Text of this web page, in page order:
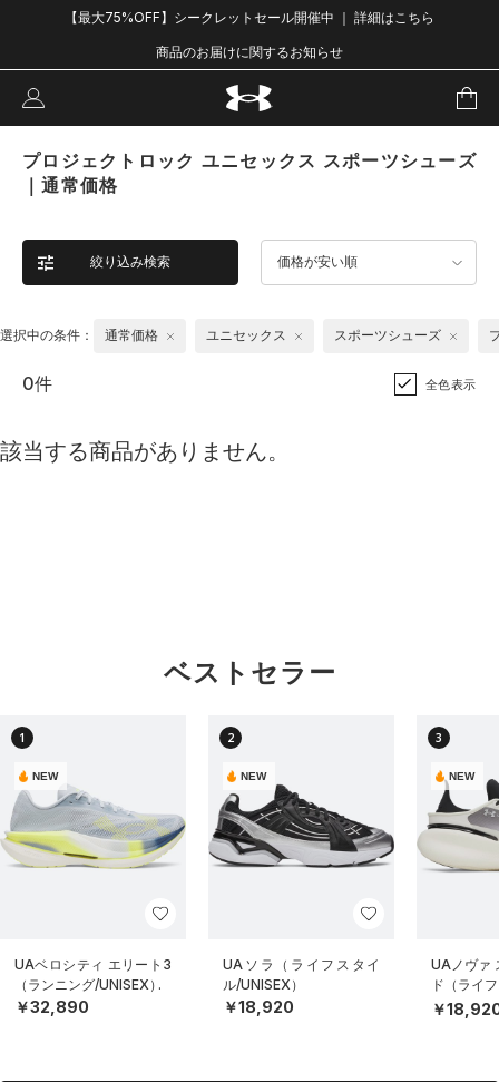
【最大75%OFF】シークレットセール開催中 ｜ 詳細はこちら
商品のお届けに関するお知らせ
プロジェクトロック ユニセックス スポーツシューズ
｜通常価格
絞り込み検索 価格が安い順
選択中の条件： 通常価格 ユニセックス スポーツシューズ
0件 全色表示
該当する商品がありません。
ベストセラー
1
NEW
UAベロシティ エリート3
（ランニング/UNISEX）
￥32,890
2
NEW
UAソラ（ライフスタイ
ル/UNISEX）
￥18,920
3
NEW
UAノヴァ
ド（ライ
EX）
￥